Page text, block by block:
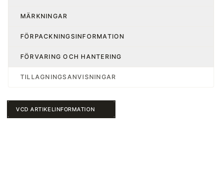
MÄRKNINGAR
FÖRPACKNINGSINFORMATION
FÖRVARING OCH HANTERING
TILLAGNINGSANVISNINGAR
VCD ARTIKELINFORMATION